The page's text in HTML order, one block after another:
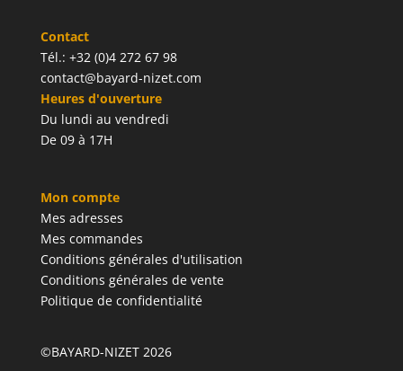
Contact
Tél.: +32 (0)4 272 67 98
contact@bayard-nizet.com
Heures d'ouverture
Du lundi au vendredi
De 09 à 17H
Mon compte
Mes adresses
Mes commandes
Conditions générales d'utilisation
Conditions générales de vente
Politique de confidentialité
©BAYARD-NIZET 2026